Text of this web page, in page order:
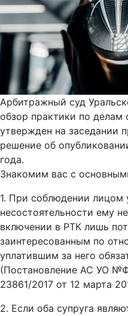
Арбитражный суд
обзор практики по делам
утвержден на заседании
решение об
года.
Знакомим вас с
1. При соблюдении лицом
несостоятельности ему
включении в РТК лишь
заинтересованным по
уплатившим за него
(Постановление АС УО
23861/2017 от 12 марта
2. Если оба супруга